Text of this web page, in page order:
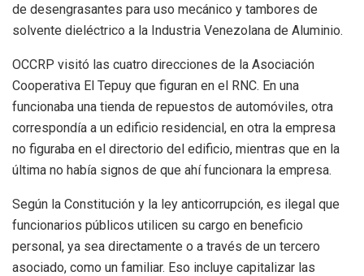
de desengrasantes para uso mecánico y tambores de
solvente dieléctrico a la Industria Venezolana de Aluminio.
OCCRP visitó las cuatro direcciones de la Asociación
Cooperativa El Tepuy que figuran en el RNC. En una
funcionaba una tienda de repuestos de automóviles, otra
correspondía a un edificio residencial, en otra la empresa
no figuraba en el directorio del edificio, mientras que en la
última no había signos de que ahí funcionara la empresa.
Según la Constitución y la ley anticorrupción, es ilegal que
funcionarios públicos utilicen su cargo en beneficio
personal, ya sea directamente o a través de un tercero
asociado, como un familiar. Eso incluye capitalizar las